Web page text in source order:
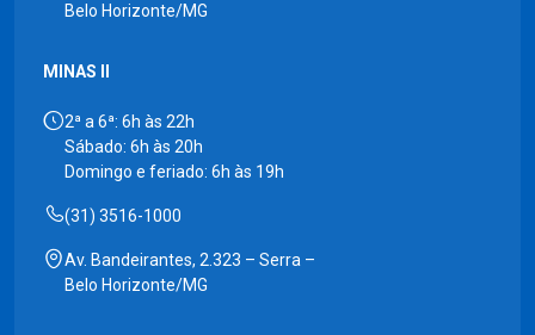
Belo Horizonte/MG
MINAS II
2ª a 6ª: 6h às 22h
Sábado: 6h às 20h
Domingo e feriado: 6h às 19h
(31) 3516-1000
Av. Bandeirantes, 2.323 – Serra –
Belo Horizonte/MG